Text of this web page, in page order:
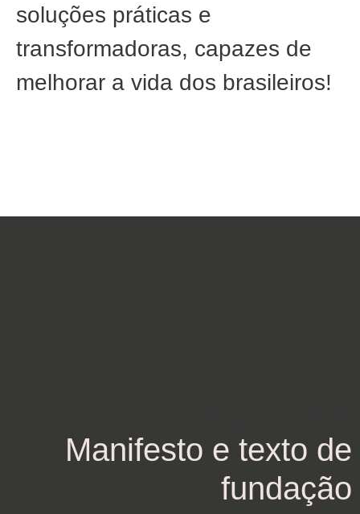
soluções práticas e
transformadoras, capazes de
melhorar a vida dos brasileiros!
Manifesto e texto de
fundação